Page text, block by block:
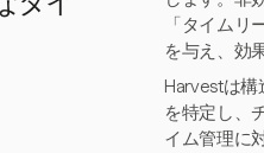
「タイム
を与え、効
Harvestは
を特定し、
イム管理に